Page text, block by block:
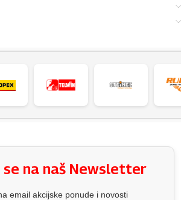
na naš Newsletter
email akcijske ponude i novosti